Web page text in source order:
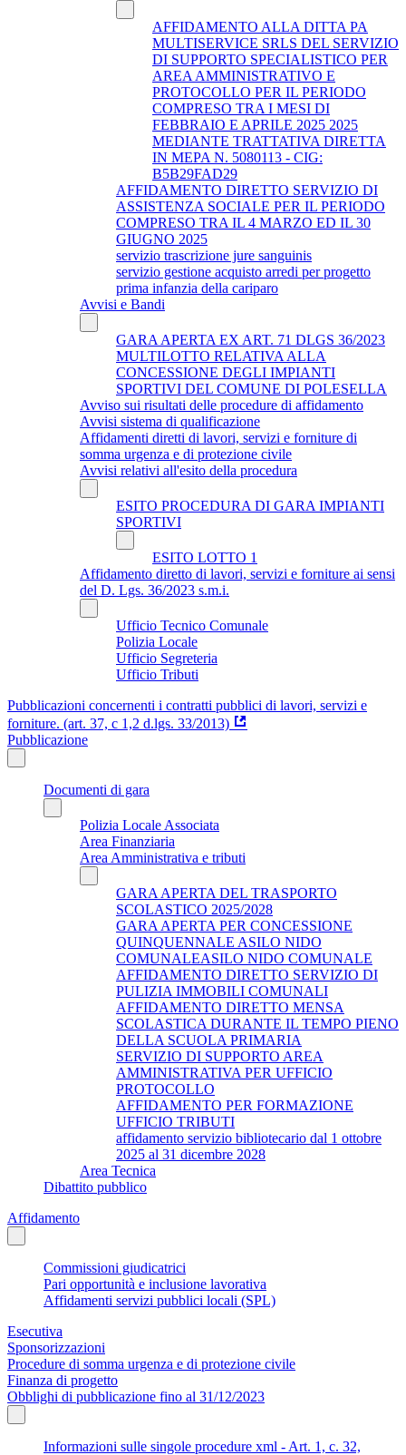
AFFIDAMENTO ALLA DITTA PA
MULTISERVICE SRLS DEL SERVIZIO
DI SUPPORTO SPECIALISTICO PER
AREA AMMINISTRATIVO E
PROTOCOLLO PER IL PERIODO
COMPRESO TRA I MESI DI
FEBBRAIO E APRILE 2025 2025
MEDIANTE TRATTATIVA DIRETTA
IN MEPA N. 5080113 - CIG:
B5B29FAD29
AFFIDAMENTO DIRETTO SERVIZIO DI
ASSISTENZA SOCIALE PER IL PERIODO
COMPRESO TRA IL 4 MARZO ED IL 30
GIUGNO 2025
servizio trascrizione jure sanguinis
servizio gestione acquisto arredi per progetto
prima infanzia della cariparo
Avvisi e Bandi
GARA APERTA EX ART. 71 DLGS 36/2023
MULTILOTTO RELATIVA ALLA
CONCESSIONE DEGLI IMPIANTI
SPORTIVI DEL COMUNE DI POLESELLA
Avviso sui risultati delle procedure di affidamento
Avvisi sistema di qualificazione
Affidamenti diretti di lavori, servizi e forniture di
somma urgenza e di protezione civile
Avvisi relativi all'esito della procedura
ESITO PROCEDURA DI GARA IMPIANTI
SPORTIVI
ESITO LOTTO 1
Affidamento diretto di lavori, servizi e forniture ai sensi
del D. Lgs. 36/2023 s.m.i.
Ufficio Tecnico Comunale
Polizia Locale
Ufficio Segreteria
Ufficio Tributi
Pubblicazioni concernenti i contratti pubblici di lavori, servizi e
forniture. (art. 37, c 1,2 d.lgs. 33/2013)
Pubblicazione
Documenti di gara
Polizia Locale Associata
Area Finanziaria
Area Amministrativa e tributi
GARA APERTA DEL TRASPORTO
SCOLASTICO 2025/2028
GARA APERTA PER CONCESSIONE
QUINQUENNALE ASILO NIDO
COMUNALEASILO NIDO COMUNALE
AFFIDAMENTO DIRETTO SERVIZIO DI
PULIZIA IMMOBILI COMUNALI
AFFIDAMENTO DIRETTO MENSA
SCOLASTICA DURANTE IL TEMPO PIENO
DELLA SCUOLA PRIMARIA
SERVIZIO DI SUPPORTO AREA
AMMINISTRATIVA PER UFFICIO
PROTOCOLLO
AFFIDAMENTO PER FORMAZIONE
UFFICIO TRIBUTI
affidamento servizio bibliotecario dal 1 ottobre
2025 al 31 dicembre 2028
Area Tecnica
Dibattito pubblico
Affidamento
Commissioni giudicatrici
Pari opportunità e inclusione lavorativa
Affidamenti servizi pubblici locali (SPL)
Esecutiva
Sponsorizzazioni
Procedure di somma urgenza e di protezione civile
Finanza di progetto
Obblighi di pubblicazione fino al 31/12/2023
Informazioni sulle singole procedure xml - Art. 1, c. 32,